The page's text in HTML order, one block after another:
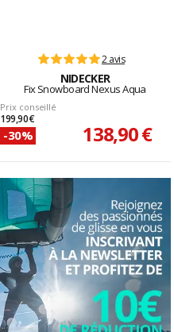
2 avis
NIDECKER
Fix Snowboard Nexus Aqua
Prix conseillé
199,90 €
-30% 138,90 €